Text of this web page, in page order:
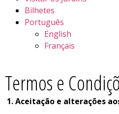
Bilhetes
Português
English
Français
Termos e
1. Aceitação e alterações